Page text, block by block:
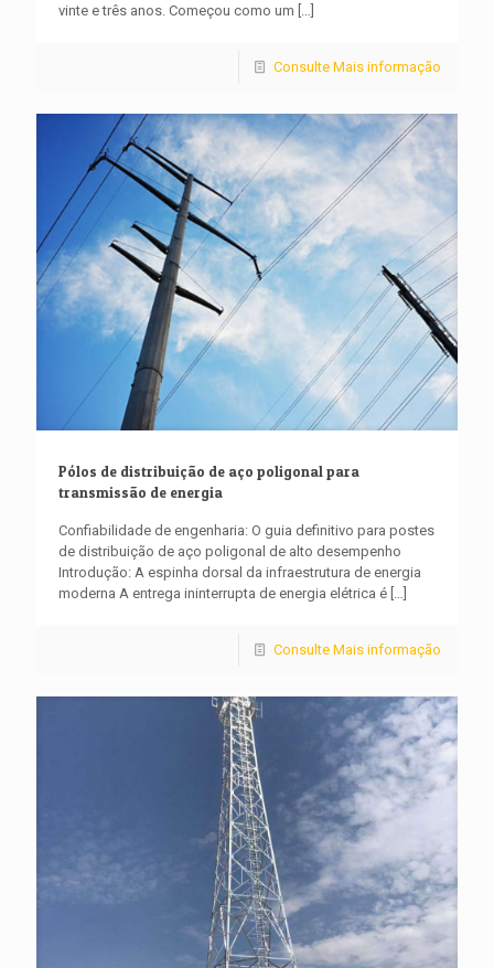
vinte e três anos. Começou como um […]
Consulte Mais informação
Pólos de distribuição de aço poligonal para
transmissão de energia
Confiabilidade de engenharia: O guia definitivo para postes
de distribuição de aço poligonal de alto desempenho
Introdução: A espinha dorsal da infraestrutura de energia
moderna A entrega ininterrupta de energia elétrica é […]
Consulte Mais informação